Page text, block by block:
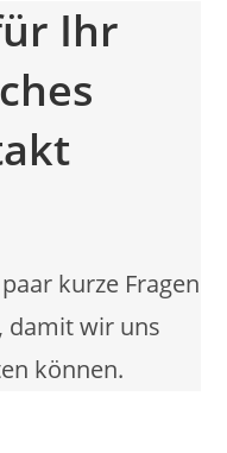
Ihr
kurze Fragen
damit wir uns
können.